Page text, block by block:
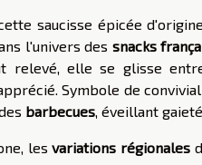
saucisse épicée
l'univers des snacks
relevé, elle se glisse
Symbole de
barbecues , éveillant
lesvariations régionales